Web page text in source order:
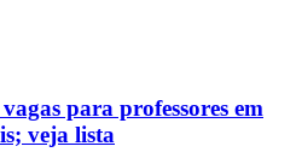
para professores em
veja lista